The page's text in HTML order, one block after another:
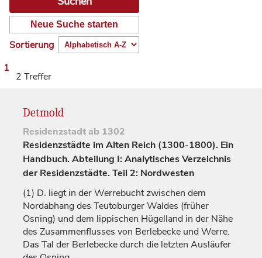
Neue Suche starten
Sortierung
1
2 Treffer
Detmold
Residenzstadtab 1302
Residenzstädte im Alten Reich (1300-1800). Ein
Handbuch. Abteilung I: Analytisches Verzeichnis
der Residenzstädte. Teil 2: Nordwesten
(1) D. liegt in der Werrebucht zwischen dem
Nordabhang des Teutoburger Waldes (früher
Osning) und dem lippischen Hügelland in der Nähe
des Zusammenflusses von Berlebecke und Werre.
Das Tal der Berlebecke durch die letzten Ausläufer